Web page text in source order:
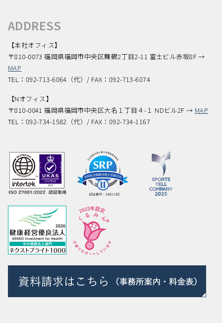
ADDRESS
【本社オフィス】
〒810-0073 福岡県福岡市中央区舞鶴2丁目2-11 富士ビル赤坂8F →
MAP
TEL：092-713-6064（代）/ FAX：092-713-6074
【Nオフィス】
〒810-0041 福岡県福岡市中央区大名１丁目４-１ NDビル2F → MAP
TEL：092-734-1582（代）/ FAX：092-734-1167